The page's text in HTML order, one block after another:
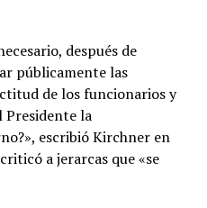
después de
públicamente las
de los funcionarios y
la
escribió Kirchner en
a jerarcas que «se